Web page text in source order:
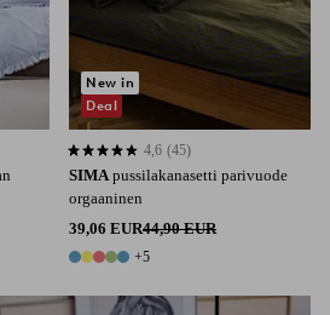
SIMA pussilakanasetti parivuode
orgaaninen
39,06 EUR44,90 EUR
10 värejä
+5
4,6 perustuen 45 arvosanaan
4,6 (45)
New in
Deal